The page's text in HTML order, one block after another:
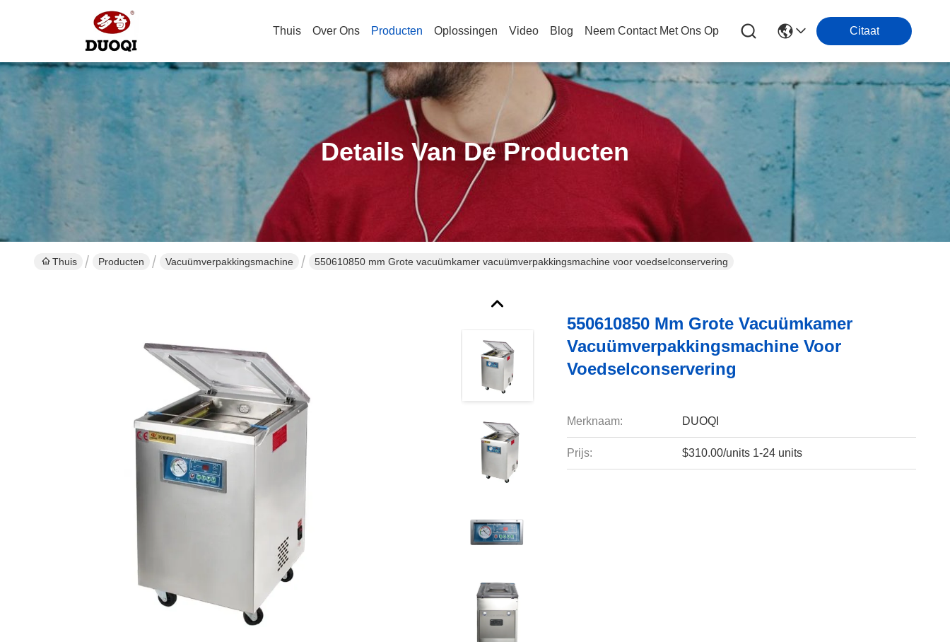
Thuis Over Ons Producten Oplossingen Video Blog Neem Contact Met Ons Op Citaat
Details Van De Producten
Thuis Producten Vacuümverpakkingsmachine 550610850 mm Grote vacuümkamer vacuümverpakkingsmachine voor voedselconservering
550610850 Mm Grote Vacuümkamer
Vacuümverpakkingsmachine Voor
Voedselconservering
Merknaam: DUOQI
Prijs: $310.00/units 1-24 units